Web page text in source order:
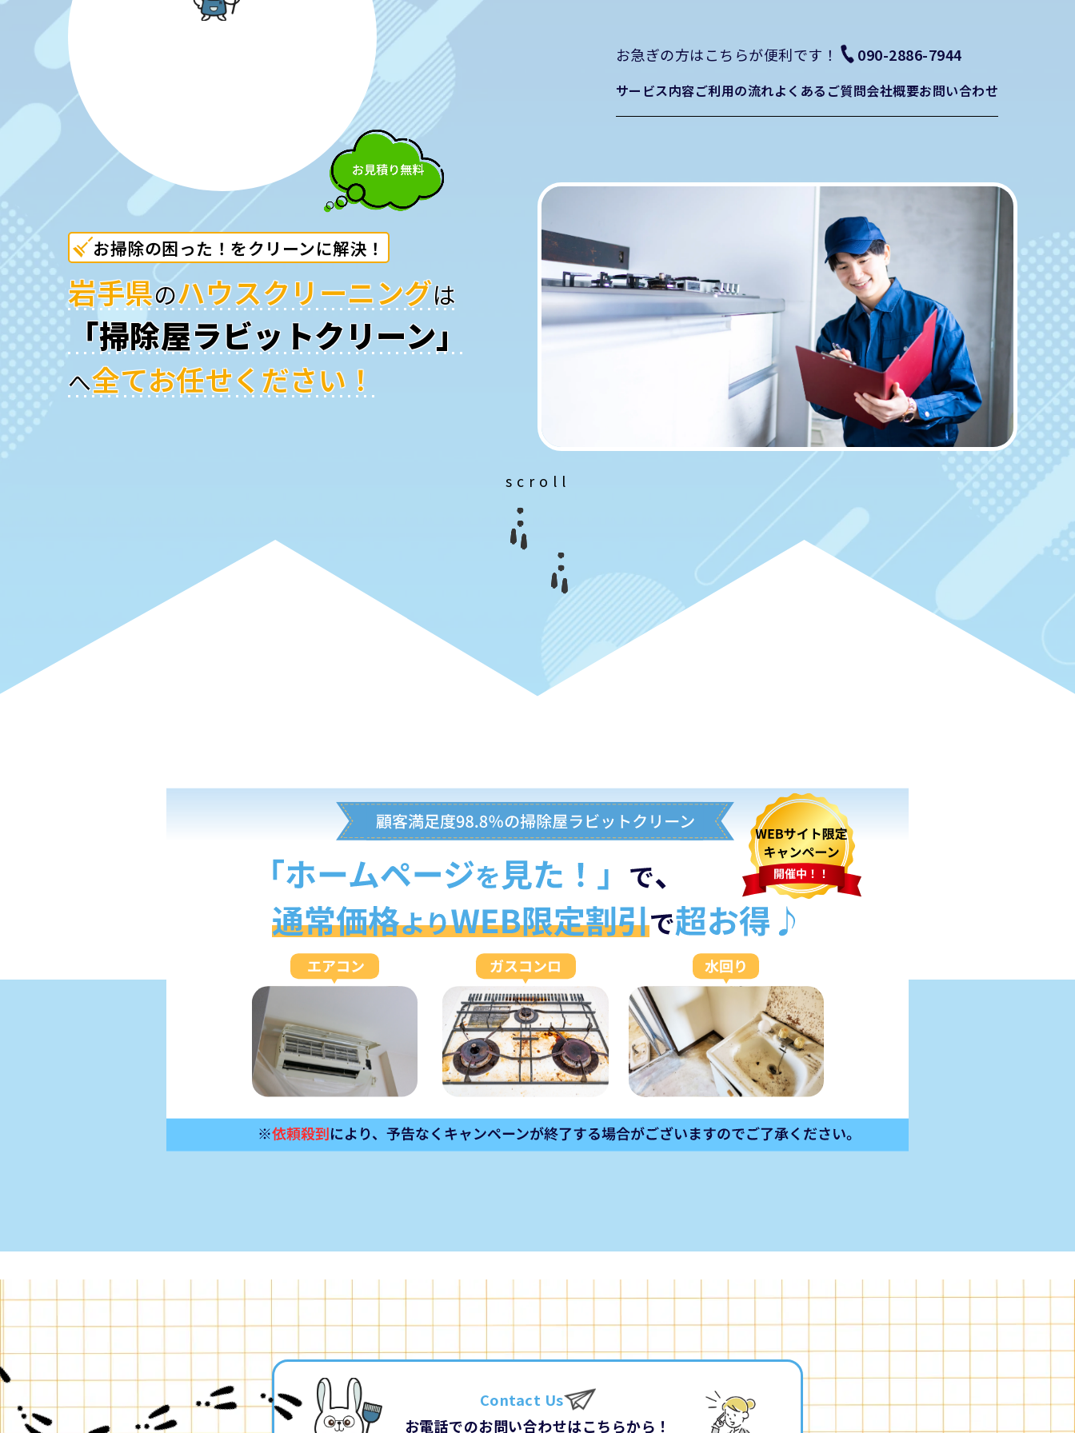
サービス内容 ご利用の流れ
お急ぎの方はこちらが便利です！
090-2886-7944
サービス内容ご利用の流れよくあるご質問会社概要お問い合わせ
お掃除の困った！をクリーンに解決！
岩手県のハウスクリーニングは
「掃除屋ラビットクリーン」
へ全てお任せください！
scroll
Contact Us
お電話でのお問い合わせはこちらから！